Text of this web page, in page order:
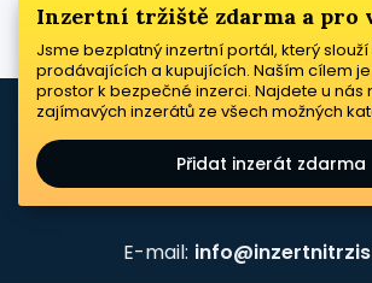
Inzertní tržiště zdarma a pro
Jsme bezplatný inzertní portál, který
prodávajících a kupujících. Naším cílem
prostor k bezpečné inzerci. Najdete u nás
zajímavých inzerátů ze všech možných
Přidat inzerát zdarma
E-mail: